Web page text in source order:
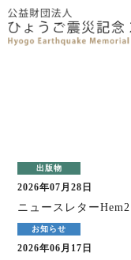
2026年07月28日
ニュースレター
2026年06月17日